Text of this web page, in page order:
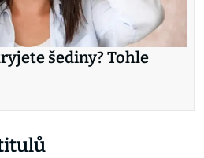
šediny? Tohle